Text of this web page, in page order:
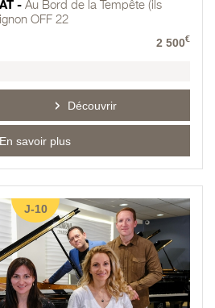
- Au Bord de la Tempête (ils
OFF 22
2 500€
Découvrir
En savoir plus
J-10